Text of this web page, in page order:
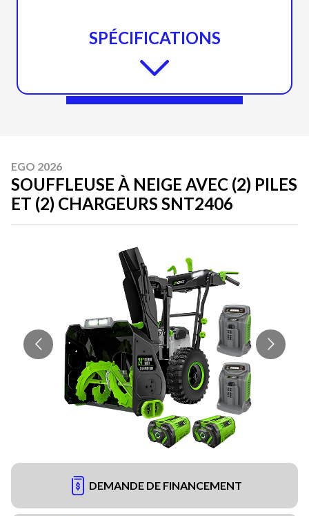
SPÉCIFICATIONS
EGO 2026
SOUFFLEUSE À NEIGE AVEC (2) PILES
ET (2) CHARGEURS SNT2406
DEMANDE DE FINANCEMENT